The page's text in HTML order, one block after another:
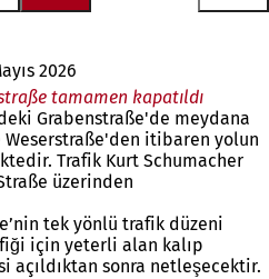
2026
tamamen kapatıldı
Grabenstraße'de meydana
itibaren yolun
Trafik Kurt Schumacher
üzerinden
tek yönlü trafik düzeni
için yeterli alan kalıp
açıldıktan sonra netleşecektir.